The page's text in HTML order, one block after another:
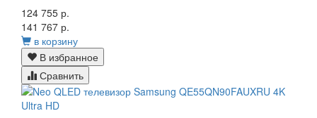
124 755 р.
141 767 р.
в корзину
В избранное
Сравнить